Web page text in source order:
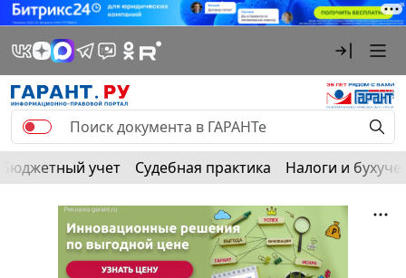
Бюджетный учет Судебная практика Налоги и